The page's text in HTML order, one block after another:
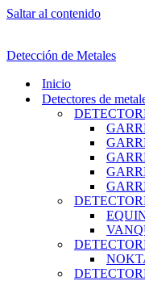
Saltar al contenido
Detección de Metales
Inicio
Detectores de